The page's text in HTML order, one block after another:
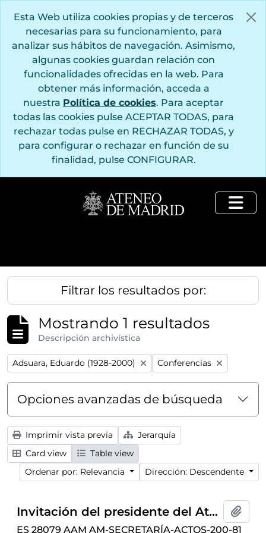
Esta Web utiliza cookies propias y de terceros
necesarias para su funcionamiento, para
analizar sus hábitos de navegación. Asimismo,
algunas cookies guardan relación con
funcionalidades ofrecidas en la web. Para
obtener más información, acceda a
nuestra Política de cookies. Para aceptar
todas las cookies pulse ACEPTAR TODAS, para
rechazar todas pulse en RECHAZAR TODAS, y
para configurar o rechazar en función de su
finalidad, pulse CONFIGURAR.
Filtrar los resultados por:
Mostrando 1 resultados
Descripción archivística
Remove filter:
Adsuara, Eduardo (1928-2000) Remove filter:
Conferencias
Opciones avanzadas de búsqueda
Imprimir vista previa
Jerarquía
Card view
Table view
Ordenar por: Relevancia
Dirección: Descendente
Invitación del presidente del Ateneo de Madrid para la conferencia "Alexis Carrel, ese desconocido" ofrecida por Eduardo Adsuara, celebrada el 18 de junio de 1954
ES 28079 AAM AM-SECRETARÍA-ACTOS-200-81